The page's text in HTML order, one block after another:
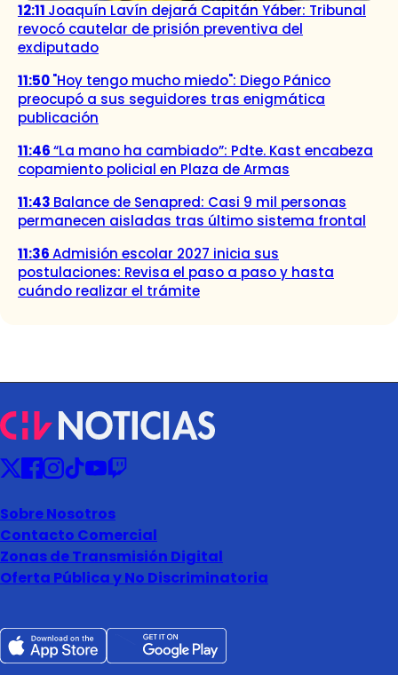
12:11 Joaquín Lavín dejará Capitán Yáber: Tribunal
revocó cautelar de prisión preventiva del
exdiputado
11:50"Hoy tengo mucho miedo": Diego Pánico
preocupó a sus seguidores tras enigmática
publicación
11:46“La mano ha cambiado”: Pdte. Kast encabeza
copamiento policial en Plaza de Armas
11:43 Balance de Senapred: Casi 9 mil personas
permanecen aisladas tras último sistema frontal
11:36Admisión escolar 2027 inicia sus
postulaciones: Revisa el paso a paso y hasta
cuándo realizar el trámite
Sobre Nosotros
Contacto Comercial
Zonas de Transmisión Digital
Oferta Pública y No Discriminatoria